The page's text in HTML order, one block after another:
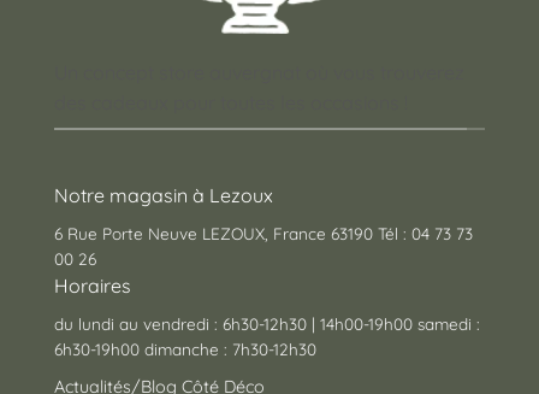
Notre magasin à Lezoux
6 Rue Porte Neuve LEZOUX, France 63190 Tél : 04 73 73
00 26
Horaires
du lundi au vendredi : 6h30-12h30 | 14h00-19h00 samedi :
6h30-19h00 dimanche : 7h30-12h30
Actualités/Blog Côté Déco